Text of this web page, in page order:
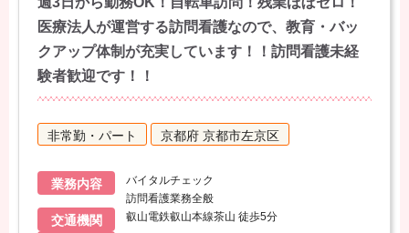
医療法人が運営する訪問看護なので、教育・バッ
クアップ体制が充実しています！！訪問看護未経
験者歓迎です！！
非常勤・パート 京都府 京都市左京区
業務内容
バイタルチェック
訪問看護業務全般
交通機関 叡山電鉄叡山本線茶山 徒歩5分